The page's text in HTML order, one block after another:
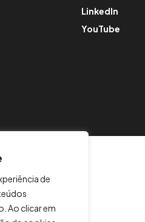
de
Ao clicar em
LinkedIn
YouTube